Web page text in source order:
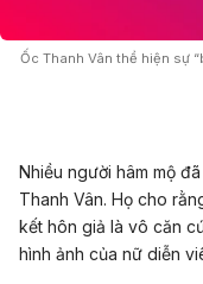
Ốc Thanh Vân thể hiện sự
Nhiều người hâm mộ
Thanh Vân. Họ cho
kết hôn giả là vô căn
hình ảnh của nữ diễn